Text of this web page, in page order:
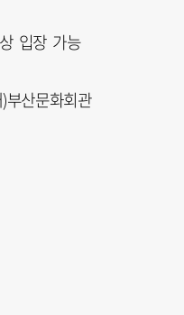
입장 가능
산문화회관